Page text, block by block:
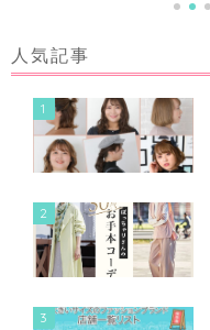
人気記事
1
2
3